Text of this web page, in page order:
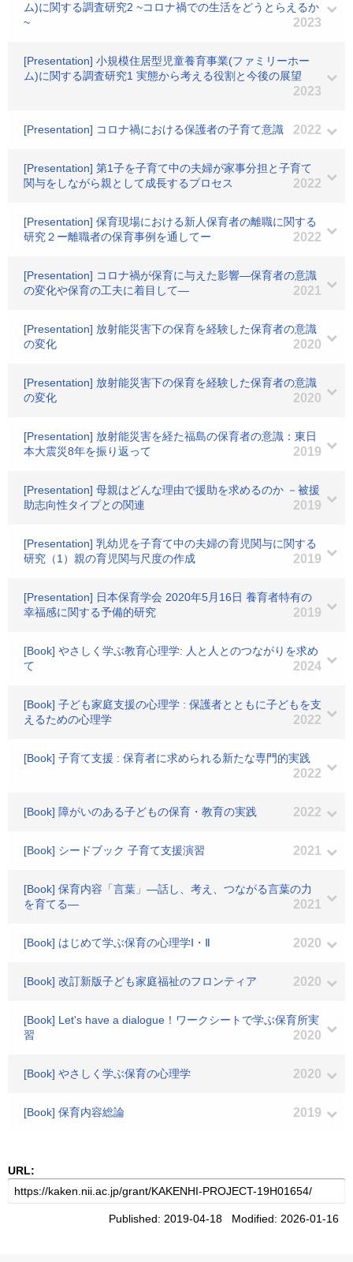
ム)に関する調査研究2 ~コロナ禍での生活をどうとらえるか
~
2023
[Presentation] 小規模住居型児童養育事業(ファミリーホー
ム)に関する調査研究1 実態から考える役割と今後の展望
2023
[Presentation] コロナ禍における保護者の子育て意識 2022
[Presentation] 第1子を子育て中の夫婦が家事分担と子育て
関与をしながら親として成長するプロセス
2022
[Presentation] 保育現場における新人保育者の離職に関する
研究２ー離職者の保育事例を通してー
2022
[Presentation] コロナ禍が保育に与えた影響―保育者の意識
の変化や保育の工夫に着目して―
2021
[Presentation] 放射能災害下の保育を経験した保育者の意識
の変化
2020
[Presentation] 放射能災害下の保育を経験した保育者の意識
の変化
2020
[Presentation] 放射能災害を経た福島の保育者の意識：東日
本大震災8年を振り返って
2019
[Presentation] 母親はどんな理由で援助を求めるのか －被援
助志向性タイプとの関連
2019
[Presentation] 乳幼児を子育て中の夫婦の育児関与に関する
研究（1）親の育児関与尺度の作成
2019
[Presentation] 日本保育学会 2020年5月16日 養育者特有の
幸福感に関する予備的研究
2019
[Book] やさしく学ぶ教育心理学: 人と人とのつながりを求め
て
2024
[Book] 子ども家庭支援の心理学 : 保護者とともに子どもを支
えるための心理学
2022
[Book] 子育て支援 : 保育者に求められる新たな専門的実践
2022
[Book] 障がいのある子どもの保育・教育の実践 2022
[Book] シードブック 子育て支援演習 2021
[Book] 保育内容「言葉」―話し、考え、つながる言葉の力
を育てる―
2021
[Book] はじめて学ぶ保育の心理学Ⅰ・Ⅱ 2020
[Book] 改訂新版子ども家庭福祉のフロンティア 2020
[Book] Let's have a dialogue！ワークシートで学ぶ保育所実
習
2020
[Book] やさしく学ぶ保育の心理学 2020
[Book] 保育内容総論 2019
URL:
Published: 2019-04-18 Modified: 2026-01-16